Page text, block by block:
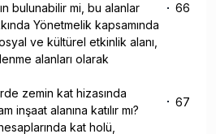
bulunabilir mi, bu alanlar
Yönetmelik kapsamında
ve kültürel etkinlik alanı,
alanları olarak
66
zemin kat hizasında
alanına katılır mı?
67
kat holü,